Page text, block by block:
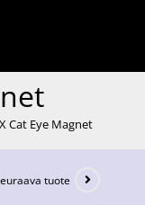
Cat Eye Magnet
tuote